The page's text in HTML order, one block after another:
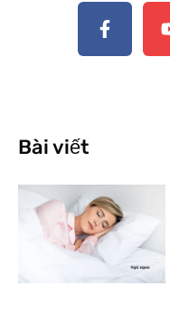
Bài viết